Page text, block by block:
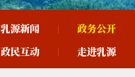
乳源新闻
政务公开
政民互动 走进乳源